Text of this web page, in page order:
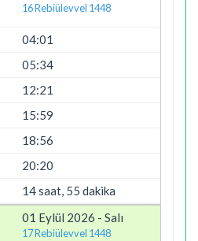
16 Rebiülevvel 1448
04:01
05:34
12:21
15:59
18:56
20:20
14 saat, 55 dakika
01 Eylül 2026 - Salı
17 Rebiülevvel 1448